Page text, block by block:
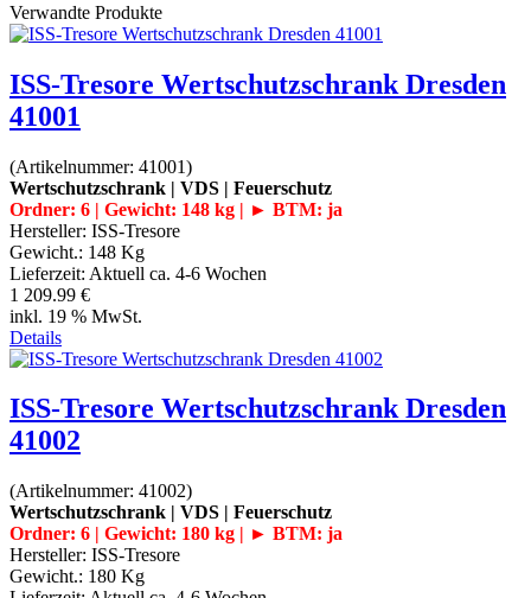
Verwandte Produkte
ISS-Tresore Wertschutzschrank Dresden
41001
(Artikelnummer: 41001)
Wertschutzschrank | VDS | Feuerschutz
Ordner: 6 | Gewicht: 148 kg | ► BTM: ja
Hersteller: ISS-Tresore
Gewicht.: 148 Kg
Lieferzeit: Aktuell ca. 4-6 Wochen
1 209.99 €
inkl. 19 % MwSt.
Details
ISS-Tresore Wertschutzschrank Dresden
41002
(Artikelnummer: 41002)
Wertschutzschrank | VDS | Feuerschutz
Ordner: 6 | Gewicht: 180 kg | ► BTM: ja
Hersteller: ISS-Tresore
Gewicht.: 180 Kg